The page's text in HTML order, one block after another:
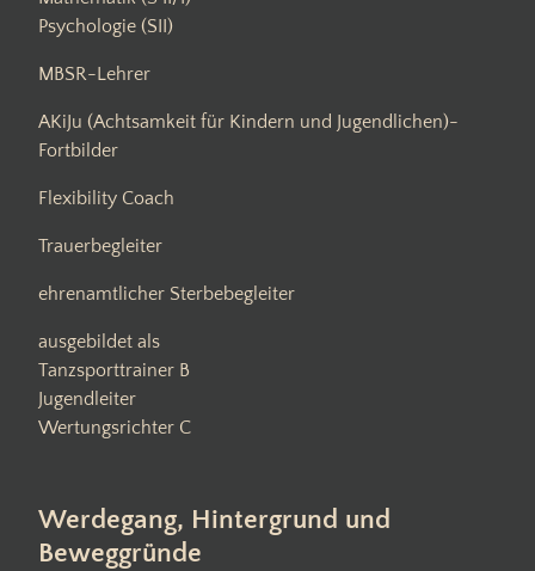
Psychologie (SII)
MBSR-Lehrer
AKiJu (Achtsamkeit für Kindern und Jugendlichen)-
Fortbilder
Flexibility Coach
Trauerbegleiter
ehrenamtlicher Sterbebegleiter
ausgebildet als
Tanzsporttrainer B
Jugendleiter
Wertungsrichter C
Werdegang, Hintergrund und
Beweggründe